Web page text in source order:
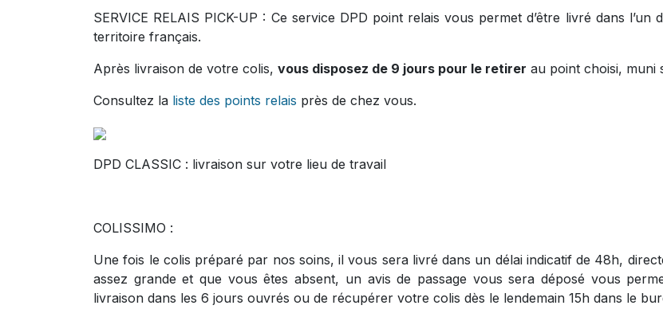
SERVICE RELAIS PICK-UP : Ce service DPD point relais vous permet d’être livré dans
territoire français.
Après livraison de votre colis, vous disposez de 9 jours pour le retirer au point choisi, muni
Consultez la liste des points relais près de chez vous.
DPD CLASSIC : livraison sur votre lieu de travail
COLISSIMO :
Une fois le colis préparé par nos soins, il vous sera livré dans un délai indicatif de 48h,
assez grande et que vous êtes absent, un avis de passage vous sera déposé vous
livraison dans les 6 jours ouvrés ou de récupérer votre colis dès le lendemain 15h dans le